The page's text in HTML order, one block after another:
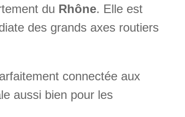
du Rhône. Elle est
des grands axes routiers
connectée aux
aussi bien pour les